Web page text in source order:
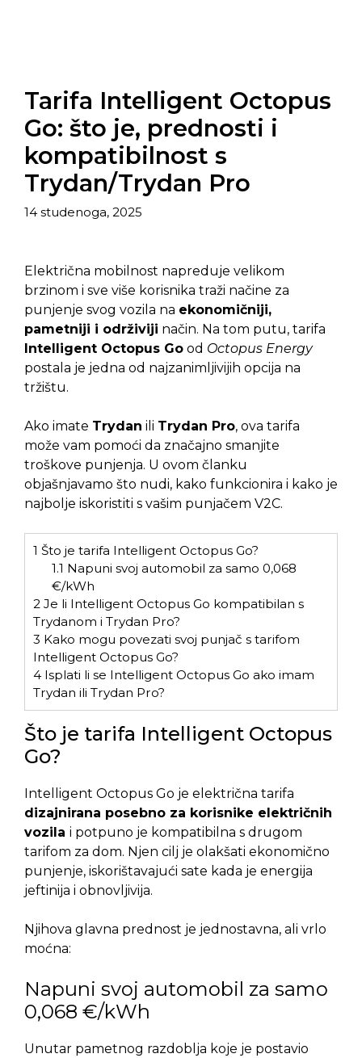
Tarifa Intelligent Octopus
Go: što je, prednosti i
kompatibilnost s
Trydan/Trydan Pro
14 studenoga, 2025
Električna mobilnost napreduje velikom
brzinom i sve više korisnika traži načine za
punjenje svog vozila na ekonomičniji,
pametniji i održiviji način. Na tom putu, tarifa
Intelligent Octopus Go od Octopus Energy
postala je jedna od najzanimljivijih opcija na
tržištu.
Ako imate Trydan ili Trydan Pro, ova tarifa
može vam pomoći da značajno smanjite
troškove punjenja. U ovom članku
objašnjavamo što nudi, kako funkcionira i kako je
najbolje iskoristiti s vašim punjačem V2C.
1 Što je tarifa Intelligent Octopus Go?
1.1 Napuni svoj automobil za samo 0,068
€/kWh
2 Je li Intelligent Octopus Go kompatibilan s
Trydanom i Trydan Pro?
3 Kako mogu povezati svoj punjač s tarifom
Intelligent Octopus Go?
4 Isplati li se Intelligent Octopus Go ako imam
Trydan ili Trydan Pro?
Što je tarifa Intelligent Octopus
Go?
Intelligent Octopus Go je električna tarifa
dizajnirana posebno za korisnike električnih
vozila i potpuno je kompatibilna s drugom
tarifom za dom. Njen cilj je olakšati ekonomično
punjenje, iskorištavajući sate kada je energija
jeftinija i obnovljivija.
Njihova glavna prednost je jednostavna, ali vrlo
moćna:
Napuni svoj automobil za samo
0,068 €/kWh
Unutar pametnog razdoblja koje je postavio